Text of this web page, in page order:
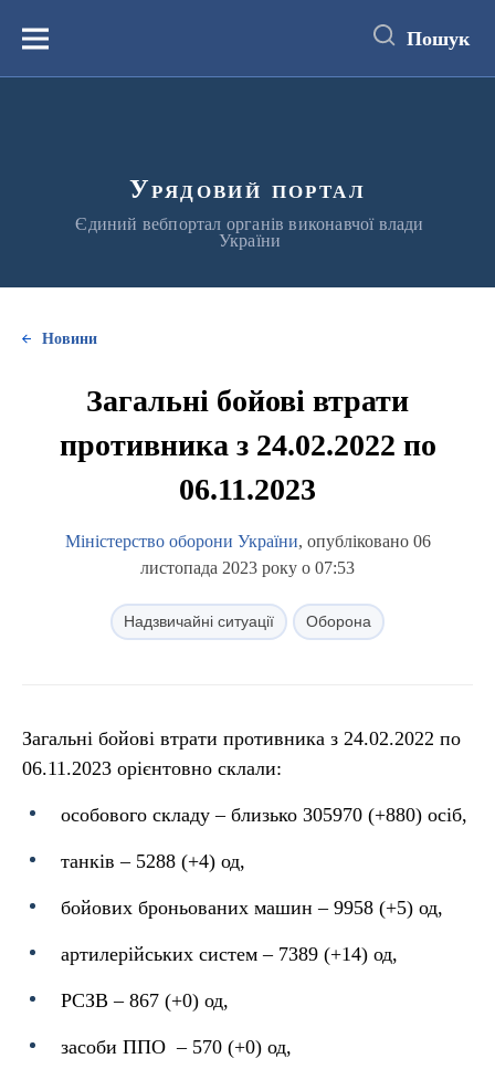
вмістуМеню Пошук
Урядовий портал
Єдиний вебпортал органів виконавчої влади
України
Новини
Загальні бойові втрати
противника з 24.02.2022 по
06.11.2023
Міністерство оборони України, опубліковано 06
листопада 2023 року о 07:53
Надзвичайні ситуації Оборона
Загальні бойові втрати противника з 24.02.2022 по
06.11.2023 орієнтовно склали:
особового складу ‒ близько 305970 (+880) осіб,
танків ‒ 5288 (+4) од,
бойових броньованих машин ‒ 9958 (+5) од,
артилерійських систем – 7389 (+14) од,
РСЗВ – 867 (+0) од,
засоби ППО ‒ 570 (+0) од,